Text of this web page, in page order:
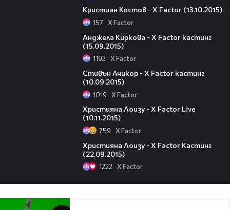
Кристиан Костов - X Factor (13.10.2015)
157 X Factor
Анджела Киркова - X Factor кастинг
(15.09.2015)
1193 X Factor
Стивън Ачикор - X Factor кастинг
(10.09.2015)
1019 X Factor
Християна Лоизу - X Factor Live
(10.11.2015)
759 X Factor
Християна Лоизу - X Factor Кастинг
(22.09.2015)
1222 X Factor